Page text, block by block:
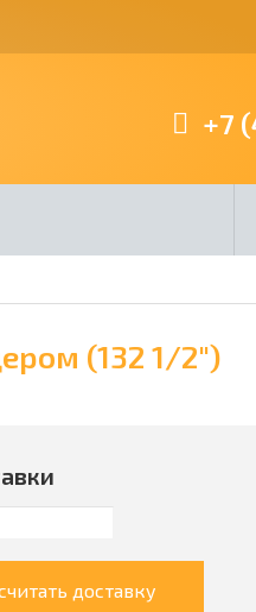
+7
(132 1/2")
доставку